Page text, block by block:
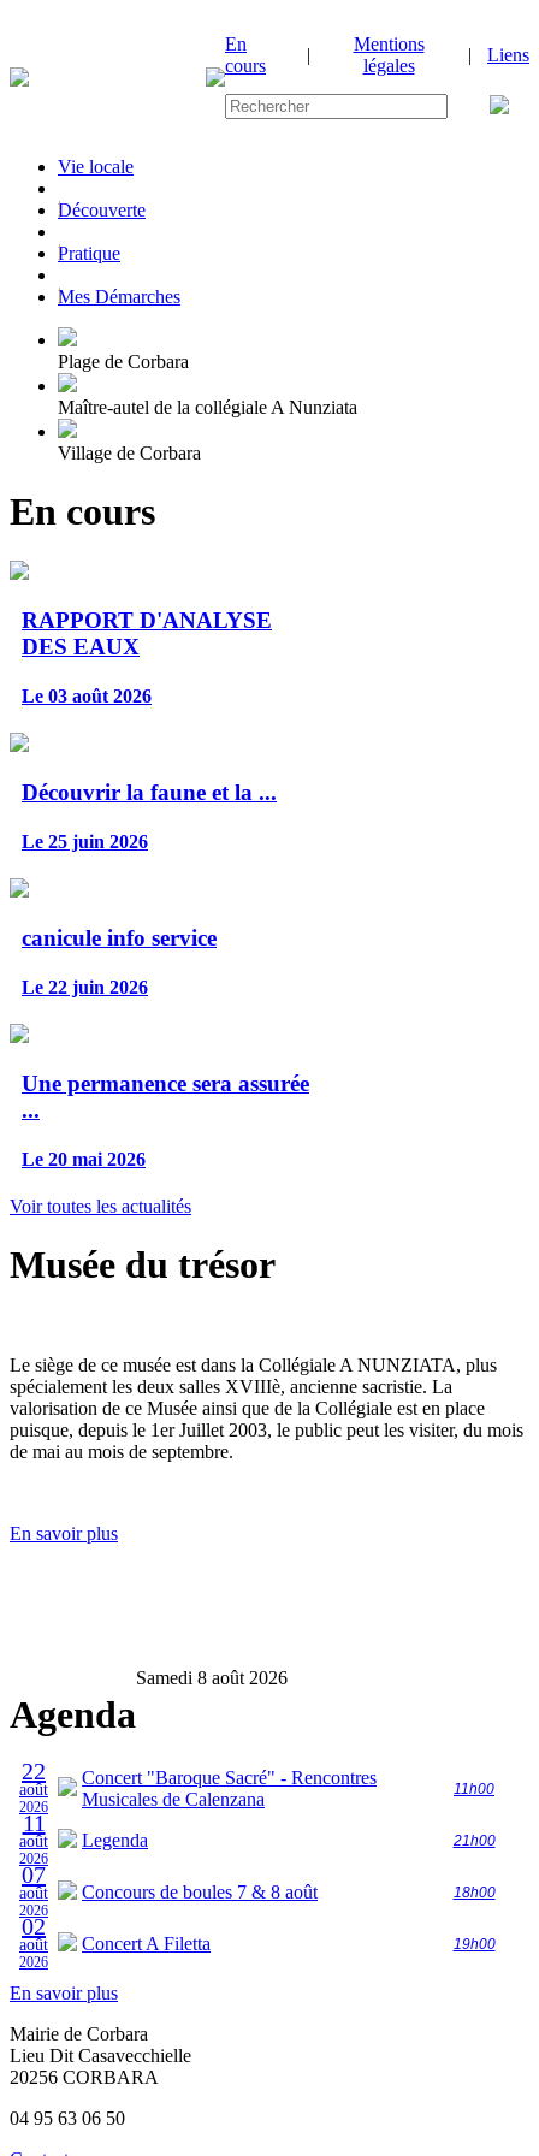
En
cours
|
Mentions
légales
| Liens
Vie locale
|Découverte
|Pratique
|Mes Démarches
Plage de Corbara
Maître-autel de la collégiale A Nunziata
Village de Corbara
En cours
RAPPORT D'ANALYSE
DES EAUX
Le 03 août 2026
Découvrir la faune et la ...
Le 25 juin 2026
canicule info service
Le 22 juin 2026
Une permanence sera assurée
...
Le 20 mai 2026
Voir toutes les actualités
Musée du trésor
Le siège de ce musée est dans la Collégiale A NUNZIATA, plus
spécialement les deux salles XVIIIè, ancienne sacristie. La
valorisation de ce Musée ainsi que de la Collégiale est en place
puisque, depuis le 1er Juillet 2003, le public peut les visiter, du mois
de mai au mois de septembre.
En savoir plus
Agenda
Samedi 8 août 2026
22
août
2026
Concert "Baroque Sacré" - Rencontres
Musicales de Calenzana
11h00
11
août
2026
Legenda 21h00
07
août
2026
Concours de boules 7 & 8 août 18h00
02
août
2026
Concert A Filetta 19h00
En savoir plus
Mairie de Corbara
Lieu Dit Casavecchielle
20256 CORBARA
04 95 63 06 50